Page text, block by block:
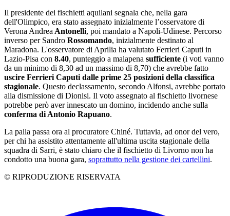
Il presidente dei fischietti aquilani segnala che, nella gara
dell'Olimpico, era stato assegnato inizialmente l’osservatore di
Verona Andrea Antonelli, poi mandato a Napoli-Udinese. Percorso
inverso per Sandro Rossomando, inizialmente destinato al
Maradona. L'osservatore di Aprilia ha valutato Ferrieri Caputi in
Lazio-Pisa con 8.40, punteggio a malapena sufficiente (i voti vanno
da un minimo di 8,30 ad un massimo di 8,70) che avrebbe fatto
uscire Ferrieri Caputi dalle prime 25 posizioni della classifica
stagionale. Questo declassamento, secondo Alfonsi, avrebbe portato
alla dismissione di Dionisi. Il voto assegnato al fischietto livornese
potrebbe però aver innescato un domino, incidendo anche sulla
conferma di Antonio Rapuano.
La palla passa ora al procuratore Chiné. Tuttavia, ad onor del vero,
per chi ha assistito attentamente all'ultima uscita stagionale della
squadra di Sarri, è stato chiaro che il fischietto di Livorno non ha
condotto una buona gara, soprattutto nella gestione dei cartellini.
© RIPRODUZIONE RISERVATA